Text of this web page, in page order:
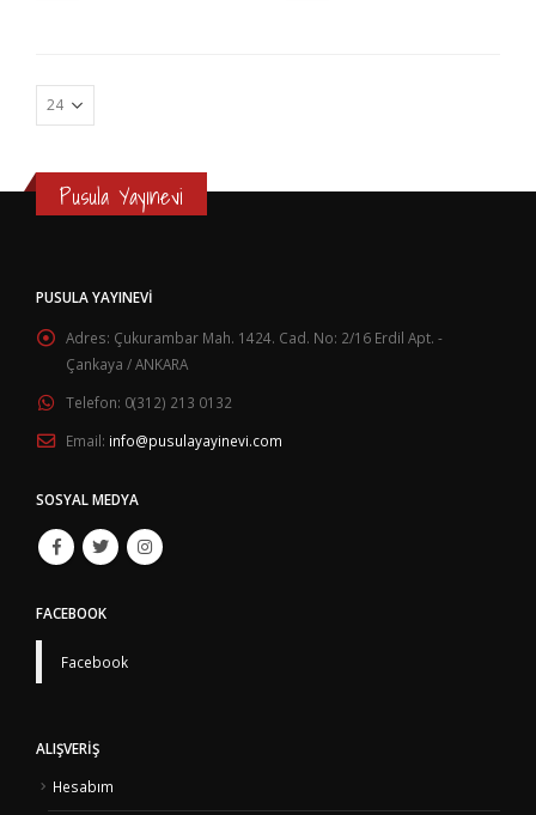
Pusula Yayınevi
PUSULA YAYINEVI
Adres: Çukurambar Mah. 1424. Cad. No: 2/16 Erdil Apt. -
Çankaya / ANKARA
Telefon: 0(312) 213 0132
Email: info@pusulayayinevi.com
SOSYAL MEDYA
FACEBOOK
Facebook
ALIŞVERIŞ
Hesabım